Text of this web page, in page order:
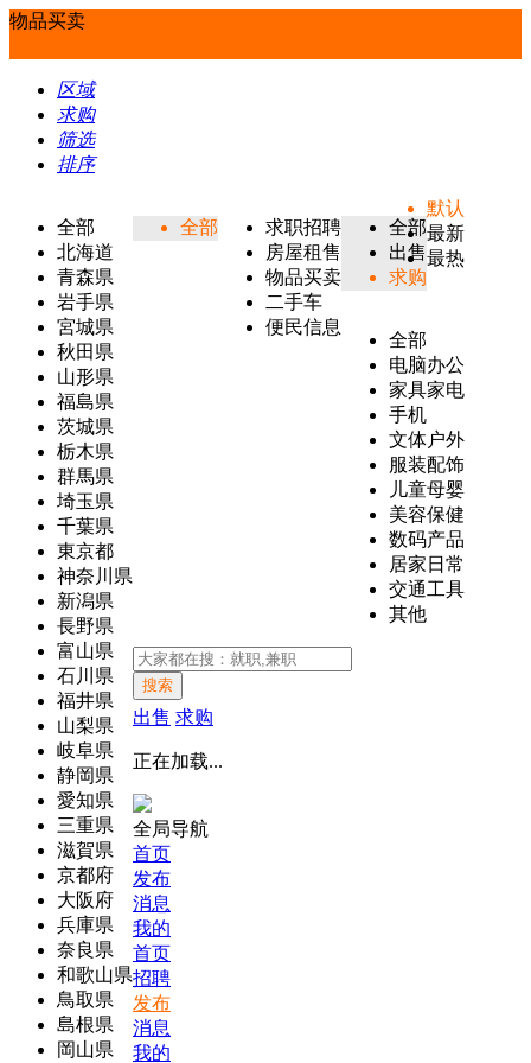
物品买卖
区域
求购
筛选
排序
全部
北海道
青森県
岩手県
宮城県
秋田県
山形県
福島県
茨城県
栃木県
群馬県
埼玉県
千葉県
東京都
神奈川県
新潟県
長野県
富山県
石川県
福井県
山梨県
岐阜県
静岡県
愛知県
三重県
滋賀県
京都府
大阪府
兵庫県
奈良県
和歌山県
鳥取県
島根県
岡山県
全部
求职招聘
房屋租售
物品买卖
二手车
便民信息
全部
出售
求购
全部
电脑办公
家具家电
手机
文体户外
服装配饰
儿童母婴
美容保健
数码产品
居家日常
交通工具
其他
默认
最新
最热
搜索
出售 求购
正在加载...
全局导航
首页
发布
消息
我的
首页
招聘
发布
消息
我的